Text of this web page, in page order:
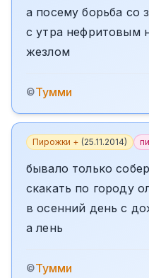
а посему борьба со
с утра нефритовым
жезлом
©Тумми
Пирожки + (25.11.2014)
бывало только
скакать по городу
в осенний день с
а лень
©Тумми